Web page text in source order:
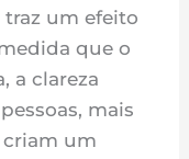
traz um efeito
que o
a clareza
mais
criam um